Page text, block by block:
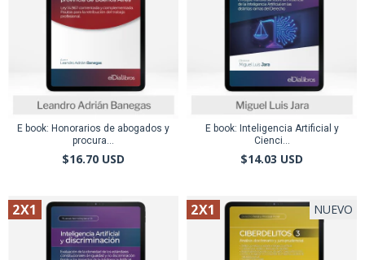
E book: Honorarios de abogados y
procura...
$16.70 USD
E book: Inteligencia Artificial y
Cienci...
$14.03 USD
2X1 2X1 NUEVO